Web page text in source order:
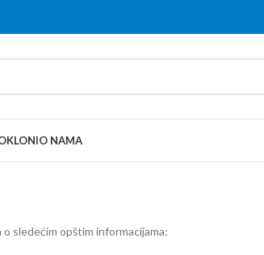
O NAMA
sledećim opštim informacijama: